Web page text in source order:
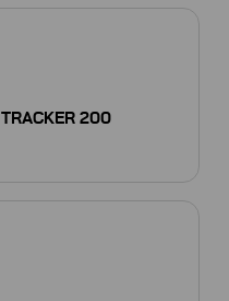
TRACKER 200